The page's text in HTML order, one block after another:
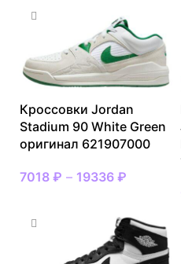
Кроссовки Jordan
Stadium 90 White Green
оригинал 621907000
7018 ₽ – 19336 ₽